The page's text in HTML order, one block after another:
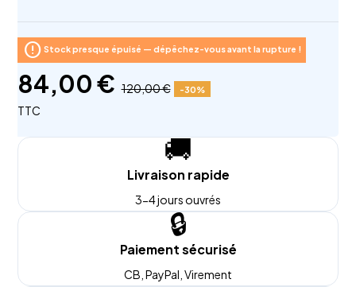
error Stock presque épuisé — dépêchez-vous avant la rupture !
84,00 € 120,00 € -30%
TTC
🚚
Livraison rapide
3-4 jours ouvrés
🔒
Paiement sécurisé
CB, PayPal, Virement